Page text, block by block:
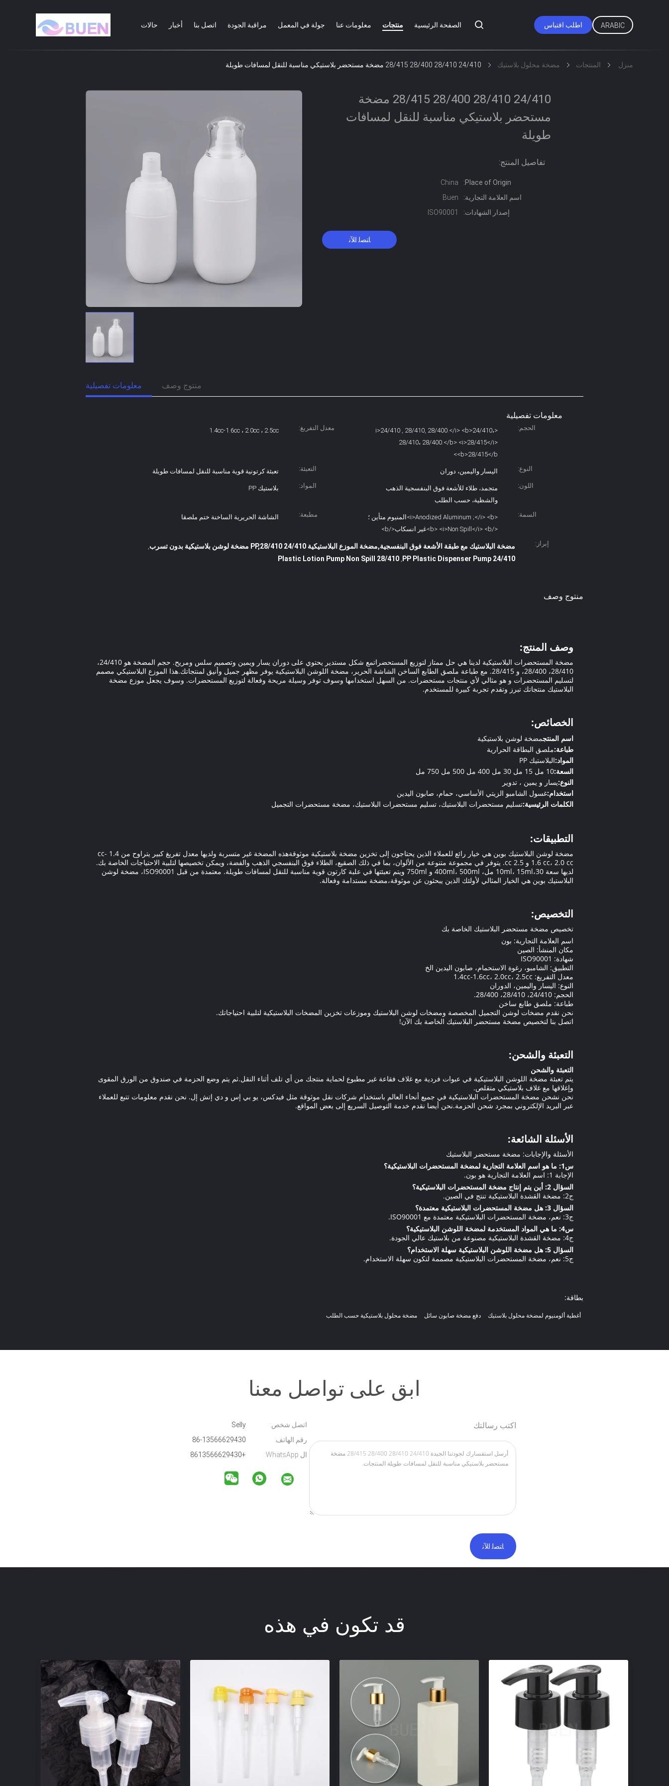
الصفحة الرئيسية منتجات معلومات عنا جولة في المعمل مراقبة الجودة اتصل بنا أخبار حالات اطلب اقتباس ARABIC
منزل المنتجات مضخة محلول بلاستيك 24/410 28/410 28/400 28/415 مضخة مستحضر بلاستيكي مناسبة للنقل لمسافات طويلة
24/410 28/410 28/400 28/415 مضخة
مستحضر بلاستيكي مناسبة للنقل لمسافات
طويلة
تفاصيل المنتج:
Place of Origin:
China
اسم العلامة التجارية:
Buen
إصدار الشهادات:
ISO90001
ﺎﺘﺼﻟ ﺍﻶﻧ
معلومات تفصيلية منتوج وصف
معلومات تفصيلية
الحجم:
<i>24/410 , 28/410, 28/400.</i> <b>24/410،
28/410، 28/400.</b> <i>28/415</i>
<b>28/415</b>
معدل التفريغ: 1.4cc-1.6cc ، 2.0cc ، 2.5cc
النوع: اليسار واليمين، دوران التعبئة:
تعبئة كرتونية قوية مناسبة للنقل لمسافات طويلة
اللون:
متجمد، طلاء للأشعة فوق البنفسجية الذهب
والشظية، حسب الطلب
المواد: بلاستيك PP
السمة:
<i>Anodized Aluminum ;</i> <b>المنيوم متأين ؛
</b> <i>Non Spill</i> <b>غير انسكاب</b>
مطبعة: الشاشة الحريرية الساخنة ختم ملصقا
إبراز: مضخة البلاستيك مع طبقة الأشعة فوق البنفسجية,مضخة الموزع البلاستيكية 24/410 PP,28/410 مضخة لوشن بلاستيكية بدون تسرب ,
24/410 PP Plastic Dispenser Pump
,
28/410 Plastic Lotion Pump Non Spill
منتوج وصف
وصف المنتج:
مضخة المستحضرات البلاستيكية لدينا هي حل ممتاز لتوزيع المستحضراتمع شكل مستدير يحتوي على دوران يسار ويمين وتصميم سلس ومريح. حجم المضخة هو 24/410،
28/410، 28/400، و 28/415. مع طباعة ملصق الطابع الساخن الشاشة الحرير، مضخة اللوشن البلاستيكية يوفر مظهر جميل وأنيق لمنتجاتك.هذا الموزع البلاستيكي مصمم
لتسليم المستحضرات و هو مثالي لأي منتجات مستحضرات. من السهل استخدامها وسوف توفر وسيلة مريحة وفعالة لتوزيع المستحضرات. وسوف يجعل موزع مضخة
البلاستيك منتجاتك تبرز وتقدم تجربة كبيرة للمستخدم.
الخصائص:
اسم المنتجمضخة لوشن بلاستيكية
طباعة:ملصق البطاقة الحرارية
المواد:البلاستيك PP
السعة:10 مل 15 مل 30 مل 400 مل 500 مل 750 مل
النوع:يسار و يمين ، تدوير
استخدام:غسول الشامبو الزيتي الأساسي، حمام، صابون اليدين
الكلمات الرئيسية:تسليم مستحضرات البلاستيك، تسليم مستحضرات البلاستيك، مضخة مستحضرات التجميل
التطبيقات:
مضخة لوشن البلاستيك بوين هي خيار رائع للعملاء الذين يحتاجون إلى تخزين مضخة بلاستيكية موثوقةهذه المضخة غير متسربة ولديها معدل تفريغ كبير يتراوح من 1.4 cc-
1.6 cc، 2.0 cc و 2.5 cc. يتوفر في مجموعة متنوعة من الألوان، بما في ذلك الصقيع، الطلاء فوق البنفسجي الذهب والفضة، ويمكن تخصيصها لتلبية الاحتياجات الخاصة بك.
لديها سعة 10ml، 15ml،30 مل، 400ml، 500ml و 750ml ويتم تعبئتها في علبة كارتون قوية مناسبة للنقل لمسافات طويلة. معتمدة من قبل ISO90001، مضخة لوشن
البلاستيك بوين هي الخيار المثالي لأولئك الذين يبحثون عن موثوقة،مضخة مستدامة وفعالة.
التخصيص:
تخصيص مضخة مستحضر البلاستيك الخاصة بك
اسم العلامة التجارية: بون
مكان المنشأ: الصين
شهادة: ISO90001
التطبيق: الشامبو، رغوة الاستحمام، صابون اليدين الخ
معدل التفريغ: 1.4cc-1.6cc، 2.0cc، 2.5cc
النوع: اليسار واليمين، الدوران
الحجم: 24/410، 28/410، 28/400.
طباعة: ملصق طابع ساخن
نحن نقدم مضخات لوشن التجميل المخصصة ومضخات لوشن البلاستيك وموزعات تخزين المضخات البلاستيكية لتلبية احتياجاتك.
اتصل بنا لتخصيص مضخة مستحضر البلاستيك الخاصة بك الآن!
التعبئة والشحن:
التعبئة والشحن
يتم تعبئة مضخة اللوشن البلاستيكية في عبوات فردية مع غلاف فقاعة غير مطبوع لحماية منتجك من أي تلف أثناء النقل.ثم يتم وضع الحزمة في صندوق من الورق المقوى
وإغلاقها مع غلاف بلاستيكي متقلص.
نحن نشحن مضخة المستحضرات البلاستيكية في جميع أنحاء العالم باستخدام شركات نقل موثوقة مثل فيدكس، يو بي إس و دي إتش إل. نحن نقدم معلومات تتبع للعملاء
عبر البريد الإلكتروني بمجرد شحن الحزمة.نحن أيضا نقدم خدمة التوصيل السريع إلى بعض المواقع.
الأسئلة الشائعة:
الأسئلة والإجابات: مضخة مستحضر البلاستيك
س1: ما هو اسم العلامة التجارية لمضخة المستحضرات البلاستيكية؟
الإجابة 1: اسم العلامة التجارية هو بون.
السؤال 2: أين يتم إنتاج مضخة المستحضرات البلاستيكية؟
ج2: مضخة القشدة البلاستيكية تنتج في الصين.
السؤال 3: هل مضخة المستحضرات البلاستيكية معتمدة؟
ج3: نعم، مضخة المستحضرات البلاستيكية معتمدة مع ISO90001.
س4: ما هي المواد المستخدمة لمضخة اللوشن البلاستيكية؟
ج4: مضخة القشدة البلاستيكية مصنوعة من بلاستيك عالي الجودة.
السؤال 5: هل مضخة اللوشن البلاستيكية سهلة الاستخدام؟
ج5: نعم، مضخة المستحضرات البلاستيكية مصممة لتكون سهلة الاستخدام.
بطاقة:
أغطية ألومنيوم لمضخة محلول بلاستيك دفع مضخة صابون سائل مضخة محلول بلاستيكية حسب الطلب
ابق على تواصل معنا
اتصل شخص:
رقم الهاتف:
ال WhatsApp:
+8613566629430
اكتب رسالتك
قد تكون في هذه